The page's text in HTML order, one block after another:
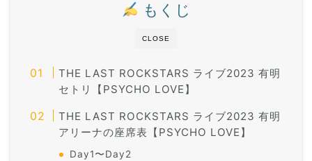
CLOSE
もくじ
THE LAST ROCKSTARS ライブ2023 有明
セトリ【PSYCHO LOVE】
THE LAST ROCKSTARS ライブ2023 有明
アリーナの座席表【PSYCHO LOVE】
Day1〜Day2